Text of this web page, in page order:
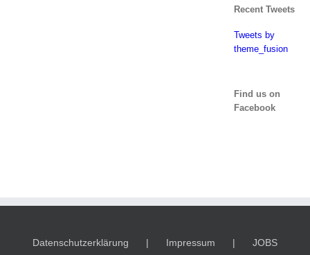
Recent Tweets
Tweets by
theme_fusion
Find us on
Facebook
Datenschutzerklärung Impressum JOBS